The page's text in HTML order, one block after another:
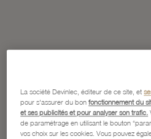
La société Devinlec, éditeur de ce site, et
pour s'assurer du bonfonctionnement du
et ses publicités et pour analyser son trafic.
de paramétrage en utilisant le bouton
vos choix sur les cookies. Vous pouvez